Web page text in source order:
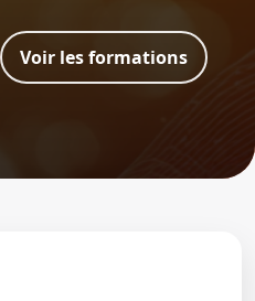
Voir les formations